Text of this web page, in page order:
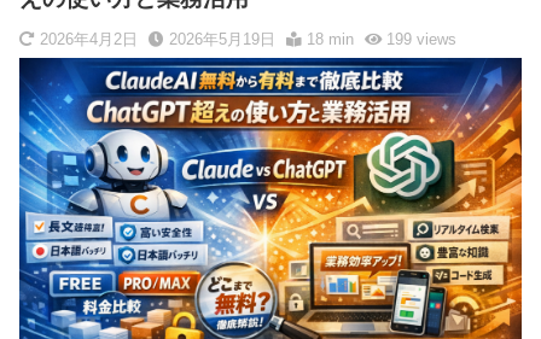
2026年4月2日 2026年5月19日 18 min 199views